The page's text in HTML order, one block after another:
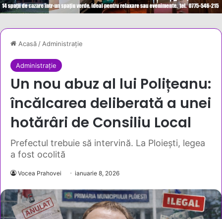
Acasă/Administrație
Administrație
Un nou abuz al lui Polițeanu:
încălcarea deliberată a unei
hotărâri de Consiliu Local
Prefectul trebuie să intervină. La Ploiești, legea
a fost ocolită
Vocea Prahovei ianuarie 8, 2026